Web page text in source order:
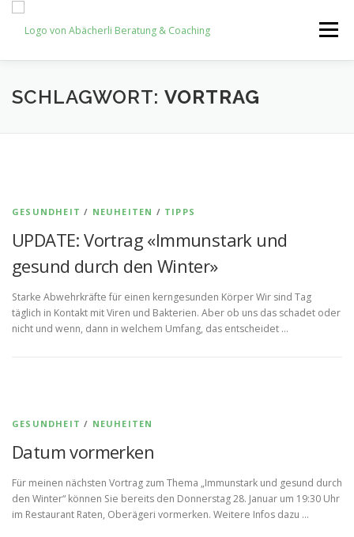
springen
Menü
HOME NEWS NEWSLETTER SHOP
SCHLAGWORT: VORTRAG
GESUNDHEIT / NEUHEITEN / TIPPS
UPDATE: Vortrag «Immunstark und
gesund durch den Winter»
Starke Abwehrkräfte für einen kerngesunden Körper Wir sind Tag
täglich in Kontakt mit Viren und Bakterien. Aber ob uns das schadet oder
nicht und wenn, dann in welchem Umfang, das entscheidet …
GESUNDHEIT / NEUHEITEN
Datum vormerken
Für meinen nächsten Vortrag zum Thema „Immunstark und gesund durch
den Winter“ können Sie bereits den Donnerstag 28. Januar um 19:30 Uhr
im Restaurant Raten, Oberägeri vormerken. Weitere Infos dazu …